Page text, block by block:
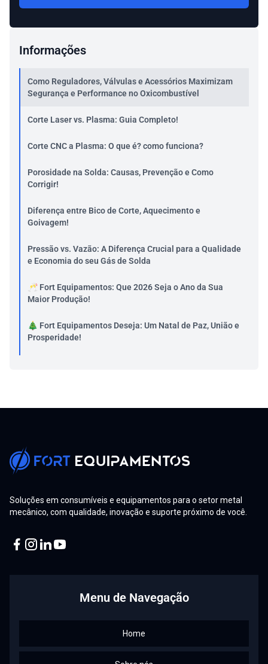
Informações
Como Reguladores, Válvulas e Acessórios Maximizam
Segurança e Performance no Oxicombustível
Corte Laser vs. Plasma: Guia Completo!
Corte CNC a Plasma: O que é? como funciona?
Porosidade na Solda: Causas, Prevenção e Como
Corrigir!
Diferença entre Bico de Corte, Aquecimento e
Goivagem!
Pressão vs. Vazão: A Diferença Crucial para a Qualidade
e Economia do seu Gás de Solda
🥂 Fort Equipamentos: Que 2026 Seja o Ano da Sua
Maior Produção!
🎄 Fort Equipamentos Deseja: Um Natal de Paz, União e
Prosperidade!
Tochas GY e Cold Hand: Por Que a Refrigeração é
Essencial para a Vida Útil do Consumível
Representante Técnico de Máquinas no RS!
Inovação Industrial com Soluções de Ponta
Soluções em consumíveis e equipamentos para o setor metal
mecânico, com qualidade, inovação e suporte próximo de você.
Menu de Navegação
Home